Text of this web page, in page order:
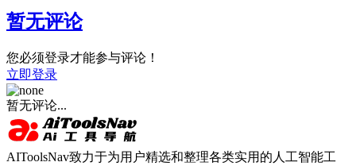
暂无评论
您必须登录才能参与评论！
立即登录
暂无评论...
AIToolsNav致力于为用户精选和整理各类实用的人工智能工